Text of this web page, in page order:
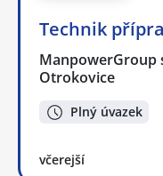
Technik
ManpowerGroup
Otrokovice
Plný úvazek
včerejší